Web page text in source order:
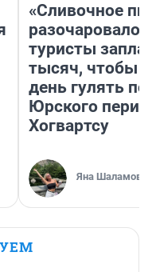
«Сливочное
разочаровало»:
туристы
тысяч, чтобы
день гулять по
Юрского
Хогвартсу
Яна Шаламова